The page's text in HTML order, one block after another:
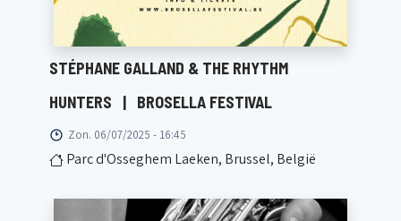
STÉPHANE GALLAND & THE RHYTHM
HUNTERS
| BROSELLA FESTIVAL
Zon. 06/07/2025 - 16:45
Parc d'Osseghem Laeken, Brussel, België